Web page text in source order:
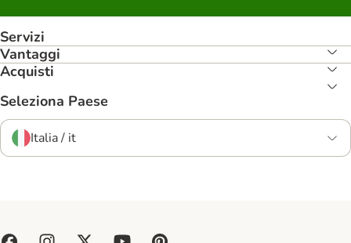
Servizi
Vantaggi
Acquisti
Seleziona Paese
Italia / it